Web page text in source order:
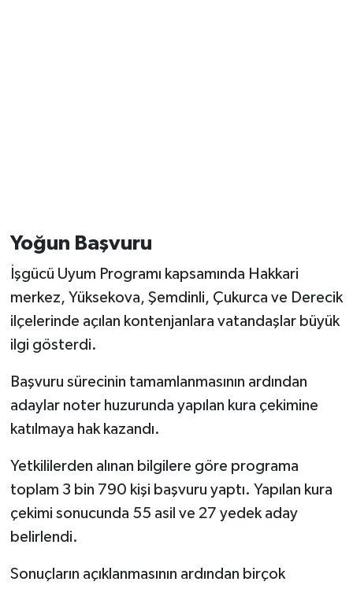
Yoğun Başvuru
İşgücü Uyum Programı kapsamında Hakkari
merkez, Yüksekova, Şemdinli, Çukurca ve Derecik
ilçelerinde açılan kontenjanlara vatandaşlar büyük
ilgi gösterdi.
Başvuru sürecinin tamamlanmasının ardından
adaylar noter huzurunda yapılan kura çekimine
katılmaya hak kazandı.
Yetkililerden alınan bilgilere göre programa
toplam 3 bin 790 kişi başvuru yaptı. Yapılan kura
çekimi sonucunda 55 asil ve 27 yedek aday
belirlendi.
Sonuçların açıklanmasının ardından birçok